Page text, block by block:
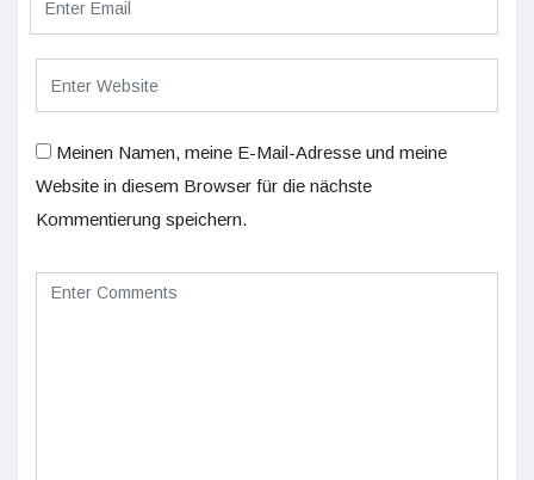
Meinen Namen, meine E-Mail-Adresse und meine
Website in diesem Browser für die nächste
Kommentierung speichern.